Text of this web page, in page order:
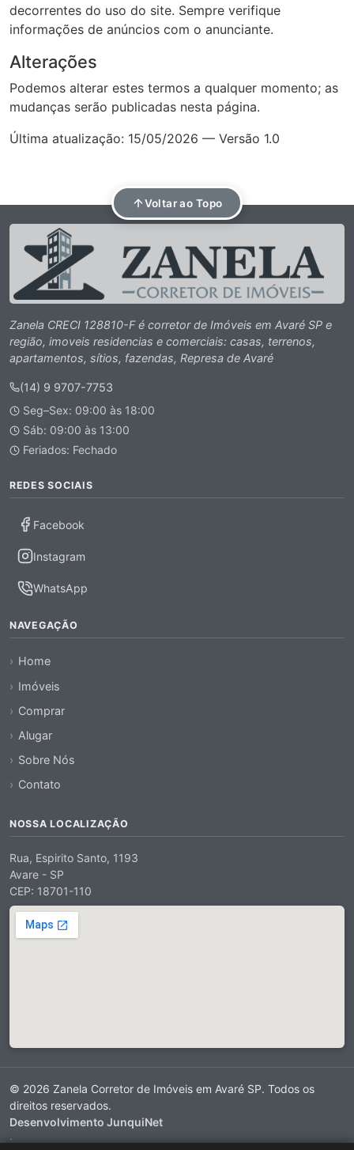
decorrentes do uso do site. Sempre verifique
informações de anúncios com o anunciante.
Alterações
Podemos alterar estes termos a qualquer momento; as
mudanças serão publicadas nesta página.
Última atualização: 15/05/2026 — Versão 1.0
Voltar ao Topo
Zanela CRECI 128810-F é corretor de Imóveis em Avaré SP e
região, imoveis residencias e comerciais: casas, terrenos,
apartamentos, sítios, fazendas, Represa de Avaré
(14) 9 9707-7753
Seg–Sex: 09:00 às 18:00
Sáb: 09:00 às 13:00
Feriados: Fechado
REDES SOCIAIS
Facebook
Instagram
WhatsApp
NAVEGAÇÃO
Home
Imóveis
Comprar
Alugar
Sobre Nós
Contato
NOSSA LOCALIZAÇÃO
Rua, Espirito Santo, 1193
Avare - SP
CEP: 18701-110
© 2026 Zanela Corretor de Imóveis em Avaré SP. Todos os
direitos reservados.
Desenvolvimento JunquiNet
·